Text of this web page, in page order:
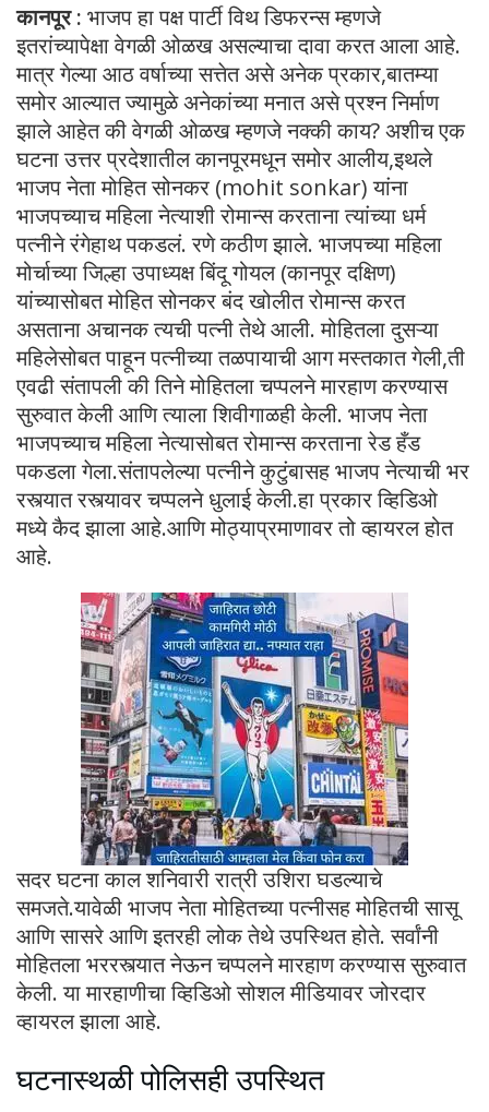
कानपूर : भाजप हा पक्ष पार्टी विथ डिफरन्स म्हणजे
इतरांच्यापेक्षा वेगळी ओळख असल्याचा दावा करत आला आहे.
मात्र गेल्या आठ वर्षाच्या सत्तेत असे अनेक प्रकार,बातम्या
समोर आल्यात ज्यामुळे अनेकांच्या मनात असे प्रश्न निर्माण
झाले आहेत की वेगळी ओळख म्हणजे नक्की काय? अशीच एक
घटना उत्तर प्रदेशातील कानपूरमधून समोर आलीय,इथले
भाजप नेता मोहित सोनकर (mohit sonkar) यांना
भाजपच्याच महिला नेत्याशी रोमान्स करताना त्यांच्या धर्म
पत्नीने रंगेहाथ पकडलं. रणे कठीण झाले. भाजपच्या महिला
मोर्चाच्या जिल्हा उपाध्यक्ष बिंदू गोयल (कानपूर दक्षिण)
यांच्यासोबत मोहित सोनकर बंद खोलीत रोमान्स करत
असताना अचानक त्यची पत्नी तेथे आली. मोहितला दुसऱ्या
महिलेसोबत पाहून पत्नीच्या तळपायाची आग मस्तकात गेली,ती
एवढी संतापली की तिने मोहितला चप्पलने मारहाण करण्यास
सुरुवात केली आणि त्याला शिवीगाळही केली. भाजप नेता
भाजपच्याच महिला नेत्यासोबत रोमान्स करताना रेड हँड
पकडला गेला.संतापलेल्या पत्नीने कुटुंबासह भाजप नेत्याची भर
रस्त्यात रस्त्यावर चप्पलने धुलाई केली.हा प्रकार व्हिडिओ
मध्ये कैद झाला आहे.आणि मोठ्याप्रमाणावर तो व्हायरल होत
आहे.
सदर घटना काल शनिवारी रात्री उशिरा घडल्याचे
समजते.यावेळी भाजप नेता मोहितच्या पत्नीसह मोहितची सासू
आणि सासरे आणि इतरही लोक तेथे उपस्थित होते. सर्वांनी
मोहितला भररस्त्यात नेऊन चप्पलने मारहाण करण्यास सुरुवात
केली. या मारहाणीचा व्हिडिओ सोशल मीडियावर जोरदार
व्हायरल झाला आहे.
घटनास्थळी पोलिसही उपस्थित